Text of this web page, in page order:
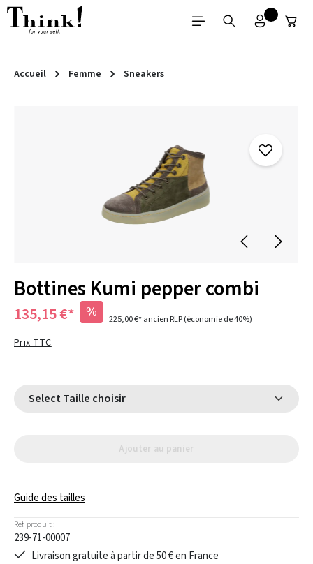
Passer au contenu principal
Accueil Femme Sneakers
Bottines Kumi pepper combi
135,15 €* % 225,00 €*ancien RLP(économie de 40%)
Prix TTC
Select Taille choisir
Ajouter au panier
Guide des tailles
Réf. produit :
239-71-00007
Livraison gratuite à partir de 50 € en France